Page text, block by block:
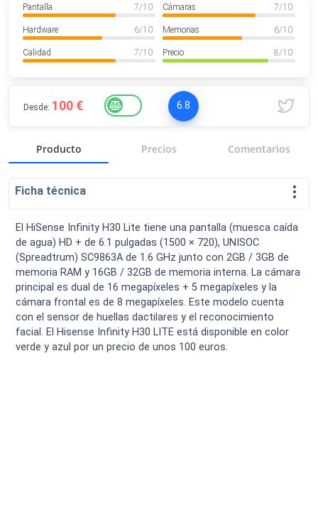
Luchinen
Uruguay
Hola me gustaría saber Si el celula...
VER MÁS
Pantalla 7/ 10 Cámaras 7/ 10
Hardware 6/ 10 Memorias 6/ 10
Calidad 7/ 10 Precio 8/ 10
Desde: 100 € 6.8
Producto Precios Comentarios
Ficha técnica
El HiSense Infinity H30 Lite tiene una pantalla (muesca caída
de agua) HD + de 6.1 pulgadas (1500 × 720), UNISOC
(Spreadtrum) SC9863A de 1.6 GHz junto con 2GB / 3GB de
memoria RAM y 16GB / 32GB de memoria interna. La cámara
principal es dual de 16 megapíxeles + 5 megapíxeles y la
cámara frontal es de 8 megapíxeles. Este modelo cuenta
con el sensor de huellas dactilares y el reconocimiento
facial. El Hisense Infinity H30 LITE está disponible en color
verde y azul por un precio de unos 100 euros.
Descargas Comparativas
Operadores Eventos Comparador